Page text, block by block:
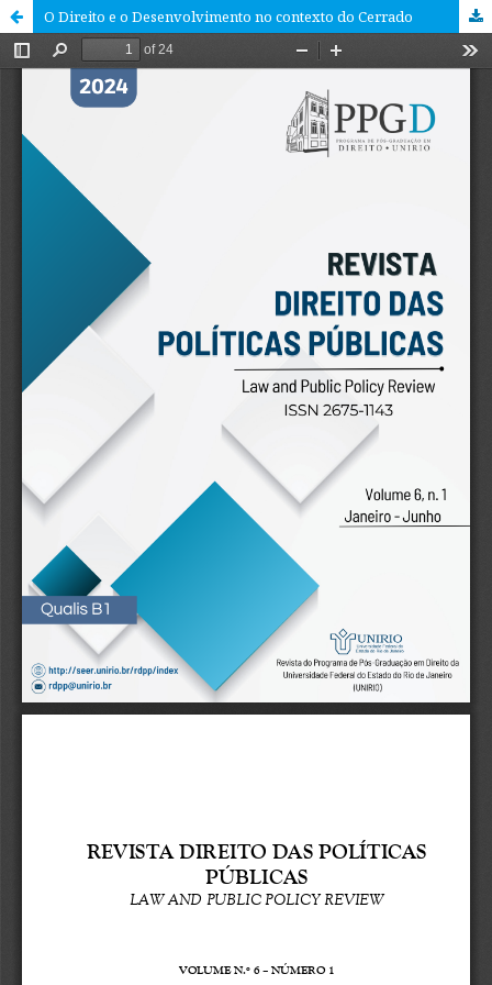
O Direito e o Desenvolvimento no contexto do Cerrado